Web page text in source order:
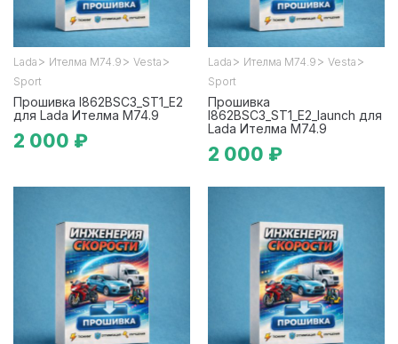
Lada > Ителма М74.9 > Vesta >
Sport
Прошивка I862BSC3_ST1_E2
для Lada Ителма М74.9
2 000 ₽
Lada > Ителма М74.9 > Vesta >
Sport
Прошивка
I862BSC3_ST1_E2_launch для
Lada Ителма М74.9
2 000 ₽